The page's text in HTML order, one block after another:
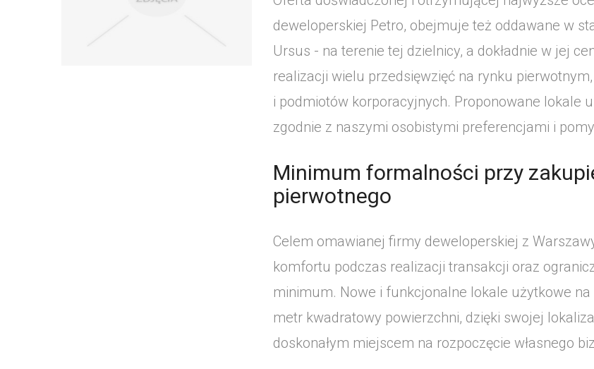
deweloperskiej Petro, obejmuje też oddawane w
Ursus - na terenie tej dzielnicy, a dokładnie w jej
realizacji wielu przedsięwzięć na rynku
i podmiotów korporacyjnych. Proponowane lokale
zgodnie z naszymi osobistymi preferencjami i
Minimum formalności przy
pierwotnego
Celem omawianej firmy deweloperskiej z
komfortu podczas realizacji transakcji oraz
minimum. Nowe i funkcjonalne lokale użytkowe
metr kwadratowy powierzchni, dzięki swojej
doskonałym miejscem na rozpoczęcie własnego